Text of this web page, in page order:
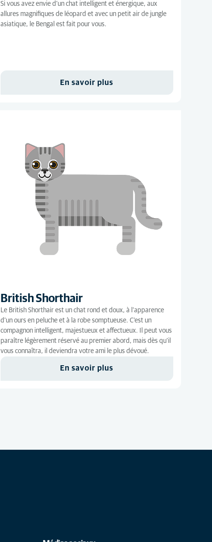
Si vous avez envie d’un chat intelligent et énergique, aux
allures magnifiques de léopard et avec un petit air de jungle
asiatique, le Bengal est fait pour vous.
En savoir plus
British Shorthair
Le British Shorthair est un chat rond et doux, à l’apparence
d’un ours en peluche et à la robe somptueuse. C'est un
compagnon intelligent, majestueux et affectueux. Il peut vous
paraître légèrement réservé au premier abord, mais dès qu’il
vous connaîtra, il deviendra votre ami le plus dévoué.
En savoir plus